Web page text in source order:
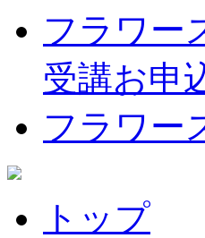
フラワー
受講お申
フラワー
トップ